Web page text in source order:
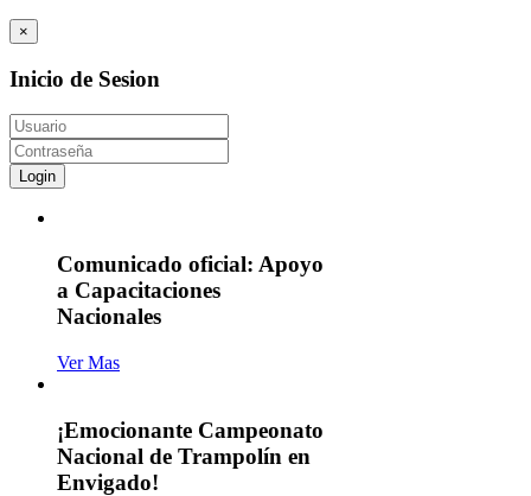
×
Inicio de Sesion
Login
Comunicado oficial: Apoyo
a Capacitaciones
Nacionales
Ver Mas
¡Emocionante Campeonato
Nacional de Trampolín en
Envigado!